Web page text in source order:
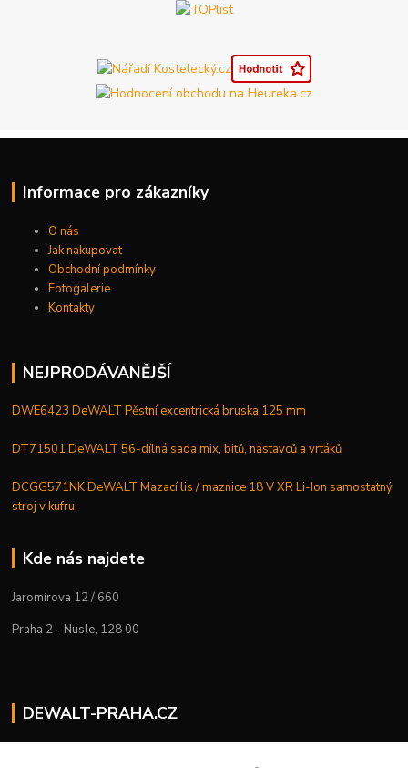
Informace pro zákazníky
O nás
Jak nakupovat
Obchodní podmínky
Fotogalerie
Kontakty
NEJPRODÁVANĚJŠÍ
DWE6423 DeWALT Pěstní excentrická bruska 125 mm
DT71501 DeWALT 56-dílná sada mix, bitů, nástavců a vrtáků
DCGG571NK DeWALT Mazací lis / maznice 18 V XR Li-Ion samostatný
stroj v kufru
Kde nás najdete
Jaromírova 12 / 660
Praha 2 - Nusle, 128 00
DEWALT-PRAHA.CZ